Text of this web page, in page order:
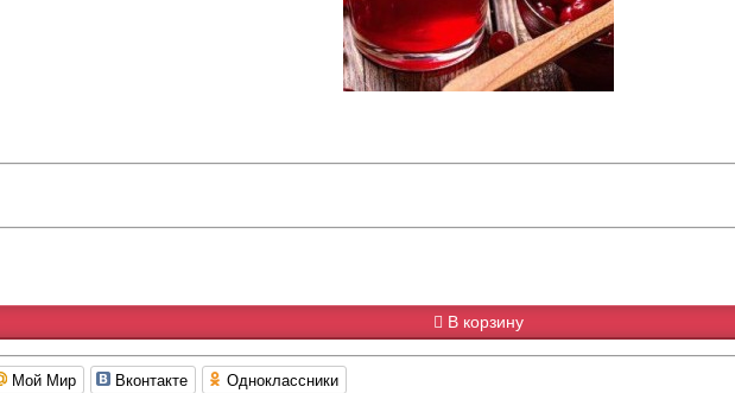
В корзину
Мой Мир Вконтакте Одноклассники